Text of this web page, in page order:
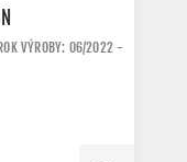
ROK VÝROBY: 06/2022 -